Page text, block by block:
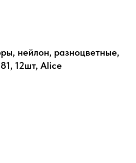
нейлон, разноцветные,
12шт, Alice